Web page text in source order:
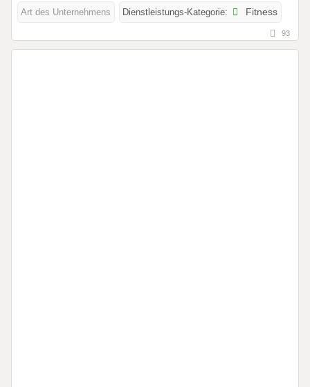
Art des Unternehmens Dienstleistungs-Kategorie: Fitness
93